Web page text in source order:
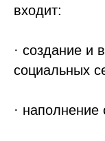
входит:
· создание и
социальных
· наполнение